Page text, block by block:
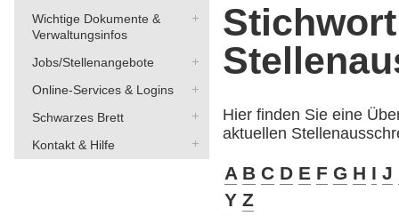
Wichtige Dokumente &
Verwaltungsinfos
Jobs/Stellenangebote
Online-Services & Logins
Schwarzes Brett
Kontakt & Hilfe
Hier finden Sie eine
aktuellen
A B C D E F G H I J
Y Z